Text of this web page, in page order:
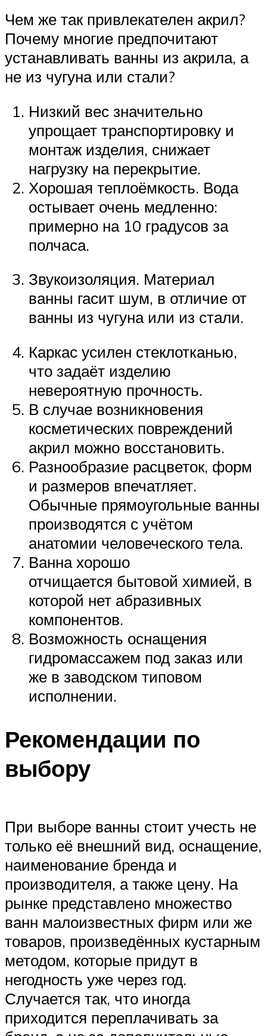
Чем же так привлекателен акрил?
Почему многие предпочитают
устанавливать ванны из акрила, а
не из чугуна или стали?
Низкий вес значительно
упрощает транспортировку и
монтаж изделия, снижает
нагрузку на перекрытие.
Хорошая теплоёмкость. Вода
остывает очень медленно:
примерно на 10 градусов за
полчаса.
Звукоизоляция. Материал
ванны гасит шум, в отличие от
ванны из чугуна или из стали.
Каркас усилен стеклотканью,
что задаёт изделию
невероятную прочность.
В случае возникновения
косметических повреждений
акрил можно восстановить.
Разнообразие расцветок, форм
и размеров впечатляет.
Обычные прямоугольные ванны
производятся с учётом
анатомии человеческого тела.
Ванна хорошо
отчищается бытовой химией, в
которой нет абразивных
компонентов.
Возможность оснащения
гидромассажем под заказ или
же в заводском типовом
исполнении.
Рекомендации по
выбору
При выборе ванны стоит учесть не
только её внешний вид, оснащение,
наименование бренда и
производителя, а также цену. На
рынке представлено множество
ванн малоизвестных фирм или же
товаров, произведённых кустарным
методом, которые придут в
негодность уже через год.
Случается так, что иногда
приходится переплачивать за